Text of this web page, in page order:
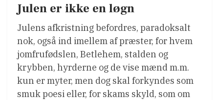
Julen er ikke en løgn
Julens afkristning befordres, paradoksalt
nok, også ind imellem af præster, for hvem
jomfrufødslen, Betlehem, stalden og
krybben, hyrderne og de vise mænd m.m.
kun er myter, men dog skal forkyndes som
smuk poesi eller, for skams skyld, som om